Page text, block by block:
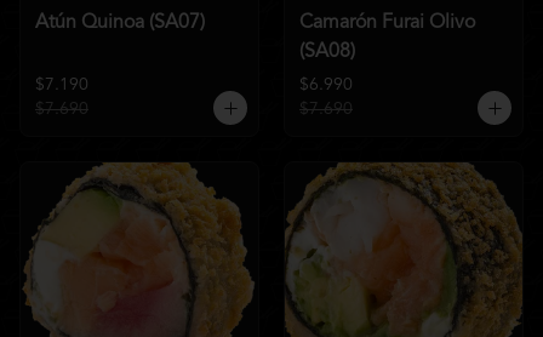
Atún Quinoa (SA07)
$7.190
$7.690
Camarón Furai Olivo
(SA08)
$6.990
$7.690